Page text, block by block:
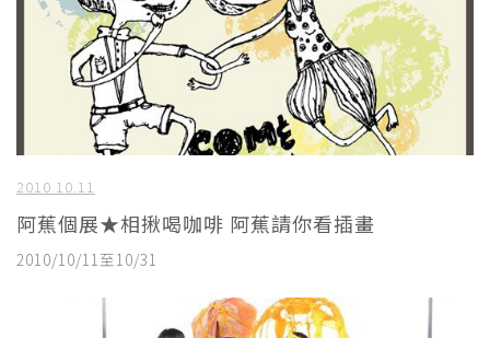
2010.10.11
阿蕉個展★相揪喝咖啡 阿蕉請你看插畫
2010/10/11至10/31